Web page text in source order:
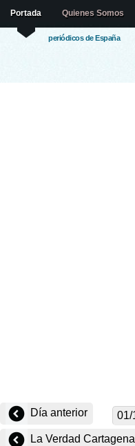
periódicos de España
Portada Quienes Somos
Día anterior
La Verdad Cartagena